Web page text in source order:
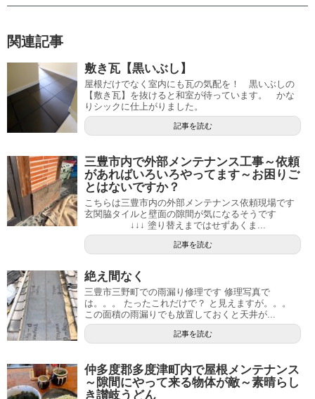
関連記事
敷き瓦【黒いぶし】
屋根だけでなく室内にも瓦の気配を！ 黒いぶしの
【敷き瓦】を抜けると和室が待っています。 かな
りシックに仕上がりました。
記事を読む
三豊市内で外部メンテナンス工事～依頼
があればいろいろやってます～お困りご
とはないですか？
こちらは三豊市内の外部メンテナンス依頼現場です
玄関脇タイルと壁面の隙間が気になるそうです
↓↓↓ 塗り替えまではせずあくま...
記事を読む
絶え間なく
三豊市三野町での雨漏り修理です 修理写真で
は。。。 たったこれだけで？ と見えますが。。。
この面積の雨漏りでも放置しておくと天井が...
記事を読む
仲多度郡多度津町内で屋根メンテナンス
～隙間にやって来る物体が敵～素晴らし
き讃岐うどん